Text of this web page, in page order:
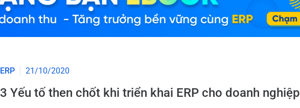
ERP 21/10/2020
3 Yếu tố then chốt khi triển khai ERP cho doanh nghiệp